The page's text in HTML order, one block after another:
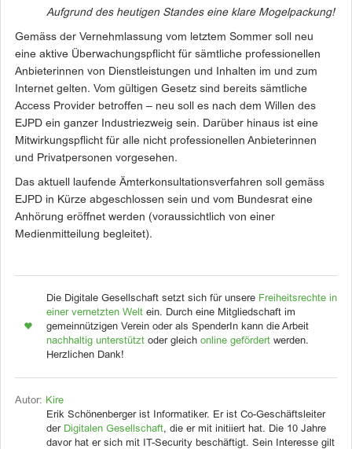
Aufgrund des heutigen Standes eine klare Mogelpackung!
Gemäss der Vernehmlassung vom letztem Sommer soll neu
eine aktive Überwachungspflicht für sämtliche professionellen
Anbieterinnen von Dienstleistungen und Inhalten im und zum
Internet gelten. Vom gültigen Gesetz sind bereits sämtliche
Access Provider betroffen – neu soll es nach dem Willen des
EJPD ein ganzer Industriezweig sein. Darüber hinaus ist eine
Mitwirkungspflicht für alle nicht professionellen Anbieterinnen
und Privatpersonen vorgesehen.
Das aktuell laufende Ämterkonsultationsverfahren soll gemäss
EJPD in Kürze abgeschlossen sein und vom Bundesrat eine
Anhörung eröffnet werden (voraussichtlich von einer
Medienmitteilung begleitet).
Die Digitale Gesellschaft setzt sich für unsere Freiheitsrechte in
einer vernetzten Welt ein. Durch eine Mitgliedschaft im
gemeinnützigen Verein oder als SpenderIn kann die Arbeit
nachhaltig unterstützt oder gleich online gefördert werden.
Herzlichen Dank!
Autor: Kire
Erik Schönenberger ist Informatiker. Er ist Co-Geschäftsleiter
der Digitalen Gesellschaft, die er mit initiiert hat. Die 10 Jahre
davor hat er sich mit IT-Security beschäftigt. Sein Interesse gilt